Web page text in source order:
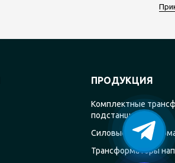
ПРОДУКЦИЯ
Комплектные
подстанции
Силовые
Трансформаторы